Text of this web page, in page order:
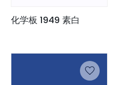
化学板 1949 素白